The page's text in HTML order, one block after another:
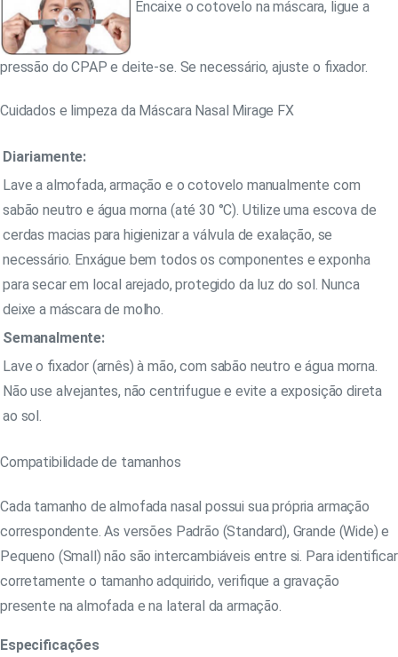
Encaixe o cotovelo na máscara, ligue a
pressão do CPAP e deite-se. Se necessário, ajuste o fixador.
Cuidados e limpeza da Máscara Nasal Mirage FX
Diariamente:
Lave a almofada, armação e o cotovelo manualmente com
sabão neutro e água morna (até 30 °C). Utilize uma escova de
cerdas macias para higienizar a válvula de exalação, se
necessário. Enxágue bem todos os componentes e exponha
para secar em local arejado, protegido da luz do sol. Nunca
deixe a máscara de molho.
Semanalmente:
Lave o fixador (arnês) à mão, com sabão neutro e água morna.
Não use alvejantes, não centrifugue e evite a exposição direta
ao sol.
Compatibilidade de tamanhos
Cada tamanho de almofada nasal possui sua própria armação
correspondente. As versões Padrão (Standard), Grande (Wide) e
Pequeno (Small) não são intercambiáveis entre si. Para identificar
corretamente o tamanho adquirido, verifique a gravação
presente na almofada e na lateral da armação.
Especificações